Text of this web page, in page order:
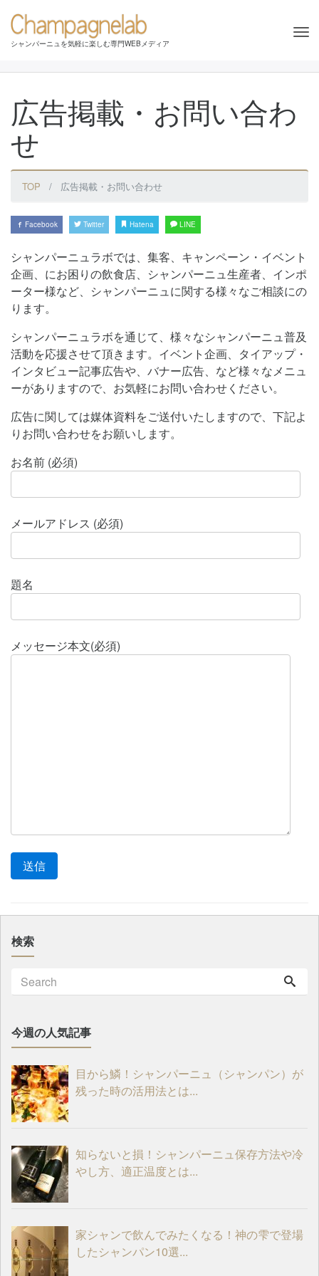
シャンパーニュを気軽に楽しむ専門WEBメディア
広告掲載・お問い合わ
せ
TOP 広告掲載・お問い合わせ
Facebook Twitter Hatena LINE
シャンパーニュラボでは、集客、キャンペーン・イベント
企画、にお困りの飲食店、シャンパーニュ生産者、インポ
ーター様など、シャンパーニュに関する様々なご相談にの
ります。
シャンパーニュラボを通じて、様々なシャンパーニュ普及
活動を応援させて頂きます。イベント企画、タイアップ・
インタビュー記事広告や、バナー広告、など様々なメニュ
ーがありますので、お気軽にお問い合わせください。
広告に関しては媒体資料をご送付いたしますので、下記よ
りお問い合わせをお願いします。
お名前 (必須)
メールアドレス (必須)
題名
メッセージ本文(必須)
検索
今週の人気記事
目から鱗！シャンパーニュ（シャンパン）が
残った時の活用法とは...
知らないと損！シャンパーニュ保存方法や冷
やし方、適正温度とは...
家シャンで飲んでみたくなる！神の雫で登場
したシャンパン10選...